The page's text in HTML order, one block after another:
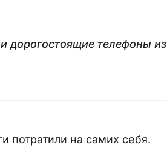
дорогостоящие телефоны из
потратили на самих себя.